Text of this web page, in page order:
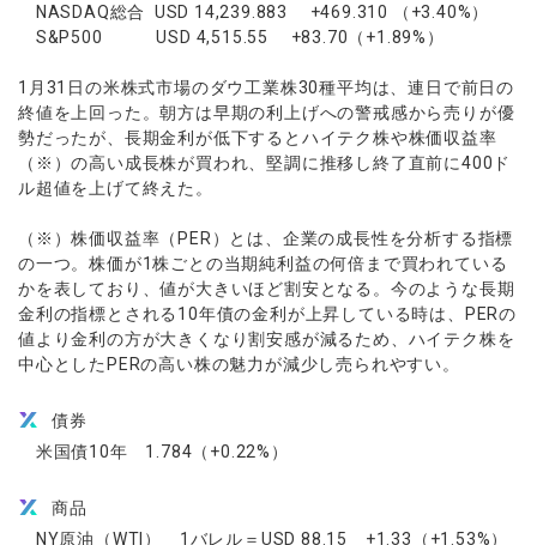
NASDAQ総合 USD 14,239.883 +469.310 （+3.40%）
S&P500 USD 4,515.55 +83.70（+1.89%）
1月31日の米株式市場のダウ工業株30種平均は、連日で前日の
終値を上回った。朝方は早期の利上げへの警戒感から売りが優
勢だったが、長期金利が低下するとハイテク株や株価収益率
（※）の高い成長株が買われ、堅調に推移し終了直前に400ド
ル超値を上げて終えた。
（※）株価収益率（PER）とは、企業の成長性を分析する指標
の一つ。株価が1株ごとの当期純利益の何倍まで買われている
かを表しており、値が大きいほど割安となる。今のような長期
金利の指標とされる10年債の金利が上昇している時は、PERの
値より金利の方が大きくなり割安感が減るため、ハイテク株を
中心としたPERの高い株の魅力が減少し売られやすい。
債券
米国債10年 1.784（+0.22%）
商品
NY原油（WTI） 1バレル＝USD 88.15 +1.33（+1.53%）